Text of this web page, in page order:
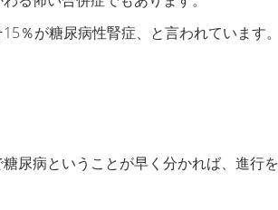
％が糖尿病性腎症、と言われています。
尿病ということが早く分かれば、進行